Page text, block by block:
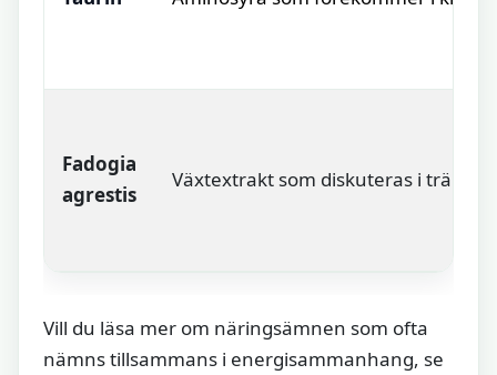
Fadogia
agrestis
Växtextrakt som diskuteras i
Vill du läsa mer om näringsämnen som ofta
nämns tillsammans i energisammanhang, se